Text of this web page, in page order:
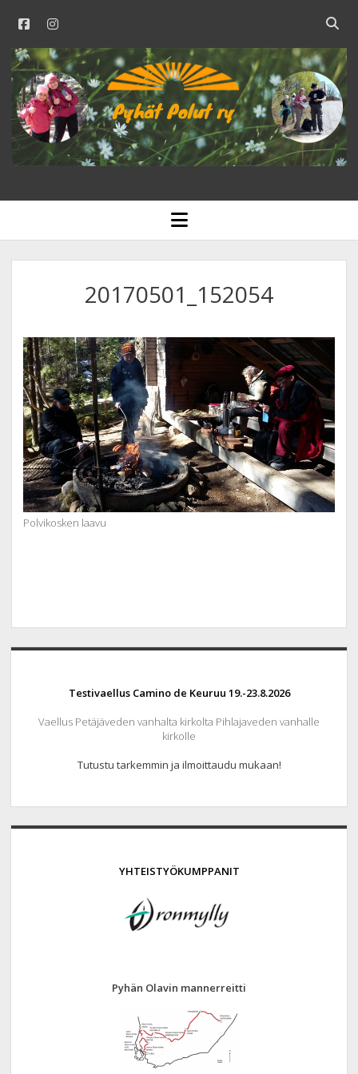
facebookinstagram
Open
bar
PYHÄT
POLUT
RY
open
menu
20170501_152054
Polvikosken laavu
Sidebar
Testivaellus Camino de Keuruu 19.-23.8.2026
Vaellus Petäjäveden vanhalta kirkolta Pihlajaveden vanhalle
kirkolle
Tutustu tarkemmin ja ilmoittaudu mukaan!
YHTEISTYÖKUMPPANIT
Pyhän Olavin mannerreitti